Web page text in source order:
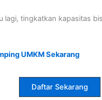
lagi, tingkatkan kapasitas
UMKM Sekarang
Daftar Sekarang